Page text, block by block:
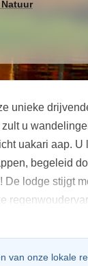
unieke
u
uakari aap. U
begeleid
lodge stijgt
en het
van 8
van onze lokale